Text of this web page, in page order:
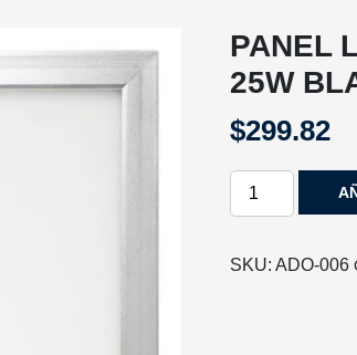
PANEL
25W
$299.82
PANEL
SLIM
SKU:ADO-006